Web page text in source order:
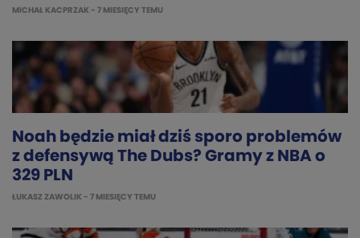
MICHAŁ KACPRZAK - 7 MIESIĘCY TEMU
Noah będzie miał dziś sporo problemów
z defensywą The Dubs? Gramy z NBA o
329 PLN
ŁUKASZ ZAWOLIK - 7 MIESIĘCY TEMU